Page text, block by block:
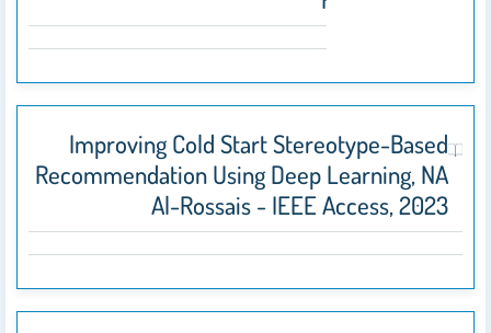
Improving Cold Start Stereotype-Based
Recommendation Using Deep Learning, NA
Al-Rossais - IEEE Access, 2023